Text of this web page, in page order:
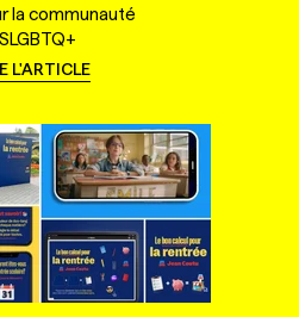
la communauté
L'ARTICLE